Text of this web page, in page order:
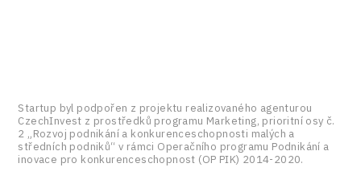
Startup byl podpořen z projektu realizovaného agenturou
CzechInvest z prostředků programu Marketing, prioritní osy č.
2 „Rozvoj podnikání a konkurenceschopnosti malých a
středních podniků“ v rámci Operačního programu Podnikání a
inovace pro konkurenceschopnost (OP PIK) 2014-2020.